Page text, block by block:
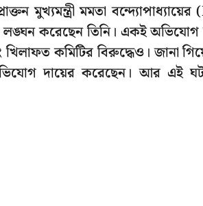
মুখ্যমন্ত্রী মমতা
করেছেন তিনি। একই
কমিটির বিরুদ্ধেও। জানা
দায়ের করেছেন। আর এই